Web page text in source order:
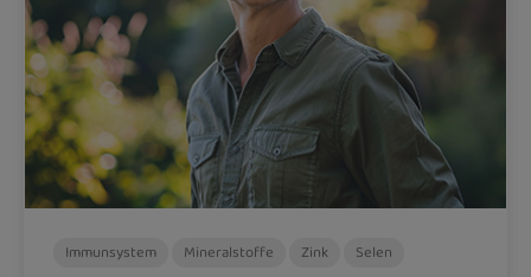
Immunsystem Mineralstoffe Zink
Selen